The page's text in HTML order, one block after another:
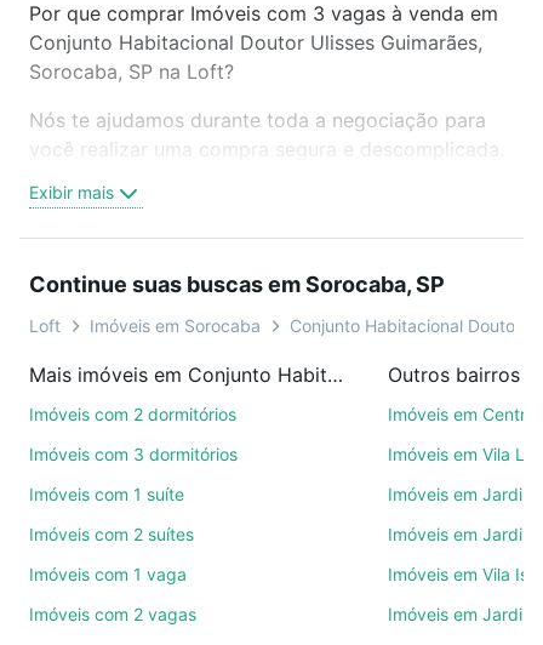
Por que comprar Imóveis com 3 vagas à venda em
Conjunto Habitacional Doutor Ulisses Guimarães,
Sorocaba, SP na Loft?
Nós te ajudamos durante toda a negociação para
você realizar uma compra segura e descomplicada.
trabalho e do metrô, aqui você vai encontrar a
oferta ideal de Imóveis com 3 vagas à venda em
Sorocaba, SP para conquistar seu sonho. Agende
uma visita presencial ou por videochamada, é grátis,
46 mil corretores e imobiliárias te ajudando na
compra, venda ou troca de imóveis.
Como escolher um imóvel?
Use barra de busca no topo para pesquisar por
ruas, bairros e até condomínios favoritos. Você
também pode usar os filtros como quantidade de
combinar perfeitamente com o preço, metragem e
Exibir mais
Continue suas buscas em Sorocaba, SP
Loft Imóveis em Sorocaba Conjunto Habitacional Doutor
Mais imóveis em Conjunto Habitacional Doutor Ulisses Guimarães
Imóveis com 2 dormitórios
Imóveis com 3 dormitórios
Imóveis com 1 suíte
Imóveis com 2 suítes
Imóveis com 1 vaga
Imóveis com 2 vagas
Outros bairros
Imóveis em Centro
Imóveis em Vila
Imóveis em Jardim
Imóveis em Jardim
Imóveis em Vila
Imóveis em Jardim